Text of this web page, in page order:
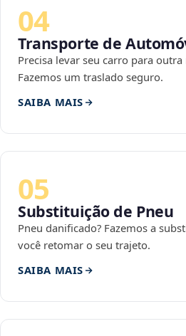
04
Transporte de
Precisa levar seu carro para
Fazemos um traslado seguro.
SAIBA MAIS
05
Substituição de Pneu
Pneu danificado? Fazemos a
você retomar o seu trajeto.
SAIBA MAIS